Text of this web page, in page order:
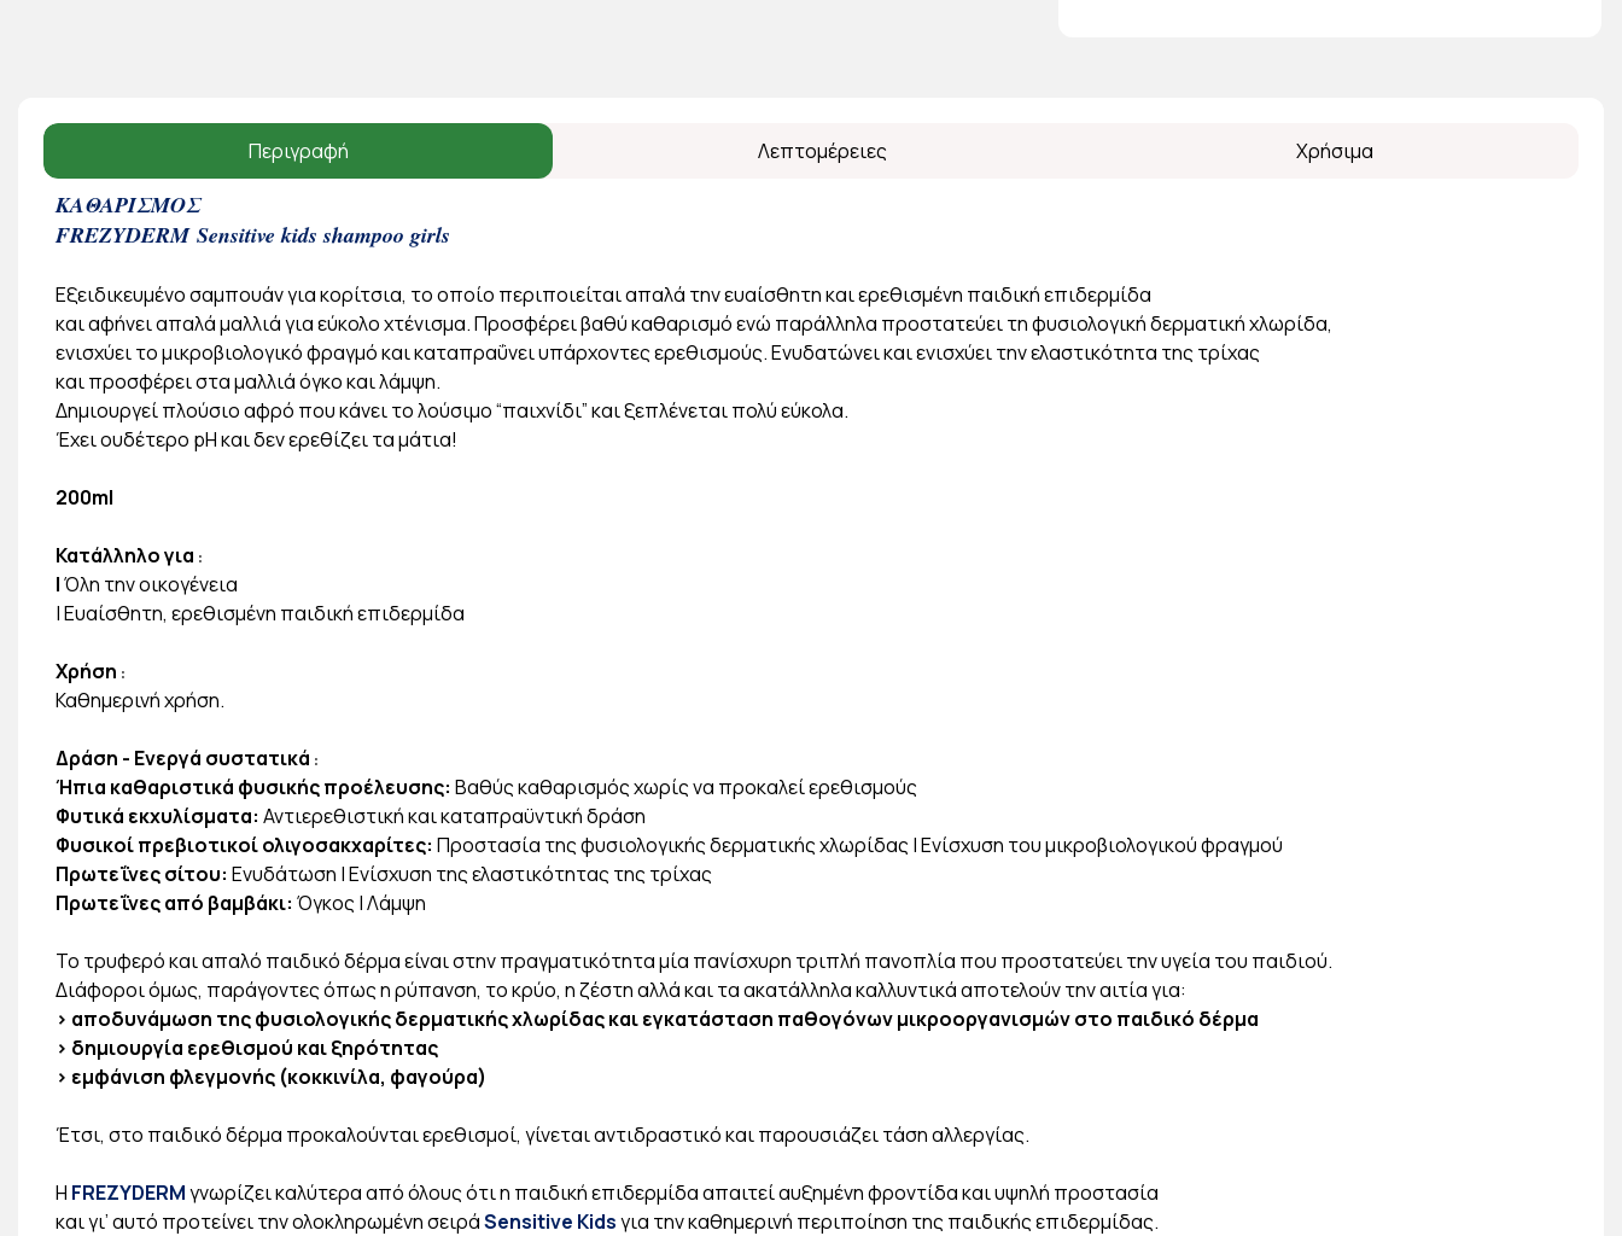
Περιγραφή Λεπτομέρειες Χρήσιμα
ΚΑΘΑΡΙΣΜΟΣ
FREZYDERM Sensitive kids shampoo girls
Εξειδικευμένο σαμπουάν για κορίτσια, το οποίο περιποιείται απαλά την ευαίσθητη και ερεθισμένη παιδική επιδερμίδα
και αφήνει απαλά μαλλιά για εύκολο χτένισμα. Προσφέρει βαθύ καθαρισμό ενώ παράλληλα προστατεύει τη φυσιολογική δερματική χλωρίδα,
ενισχύει το μικροβιολογικό φραγμό και καταπραΰνει υπάρχοντες ερεθισμούς. Ενυδατώνει και ενισχύει την ελαστικότητα της τρίχας
και προσφέρει στα μαλλιά όγκο και λάμψη.
Δημιουργεί πλούσιο αφρό που κάνει το λούσιμο “παιχνίδι” και ξεπλένεται πολύ εύκολα.
Έχει ουδέτερο pH και δεν ερεθίζει τα μάτια!
200ml
Κατάλληλο για :
|Όλη την οικογένεια
| Ευαίσθητη, ερεθισμένη παιδική επιδερμίδα
Χρήση :
Καθημερινή χρήση.
Δράση - Ενεργά συστατικά :
Ήπια καθαριστικά φυσικής προέλευσης: Βαθύς καθαρισμός χωρίς να προκαλεί ερεθισμούς
Φυτικά εκχυλίσματα: Αντιερεθιστική και καταπραϋντική δράση
Φυσικοί πρεβιοτικοί ολιγοσακχαρίτες: Προστασία της φυσιολογικής δερματικής χλωρίδας | Eνίσχυση του μικροβιολογικού φραγμού
Πρωτεΐνες σίτου: Ενυδάτωση | Ενίσχυση της ελαστικότητας της τρίχας
Πρωτεΐνες από βαμβάκι: Όγκος | Λάμψη
Το τρυφερό και απαλό παιδικό δέρμα είναι στην πραγματικότητα μία πανίσχυρη τριπλή πανοπλία που προστατεύει την υγεία του παιδιού.
Διάφοροι όμως, παράγοντες όπως η ρύπανση, το κρύο, η ζέστη αλλά και τα ακατάλληλα καλλυντικά αποτελούν την αιτία για:
> αποδυνάμωση της φυσιολογικής δερματικής χλωρίδας και εγκατάσταση παθογόνων μικροοργανισμών στο παιδικό δέρμα
> δημιουργία ερεθισμού και ξηρότητας
> εμφάνιση φλεγμονής (κοκκινίλα, φαγούρα)
Έτσι, στο παιδικό δέρμα προκαλούνται ερεθισμοί, γίνεται αντιδραστικό και παρουσιάζει τάση αλλεργίας.
Η FREZYDERMγνωρίζει καλύτερα από όλους ότι η παιδική επιδερμίδα απαιτεί αυξημένη φροντίδα και υψηλή προστασία
και γι’ αυτό προτείνει την ολοκληρωμένη σειράSensitive Kidsγια την καθημερινή περιποίηση της παιδικής επιδερμίδας.